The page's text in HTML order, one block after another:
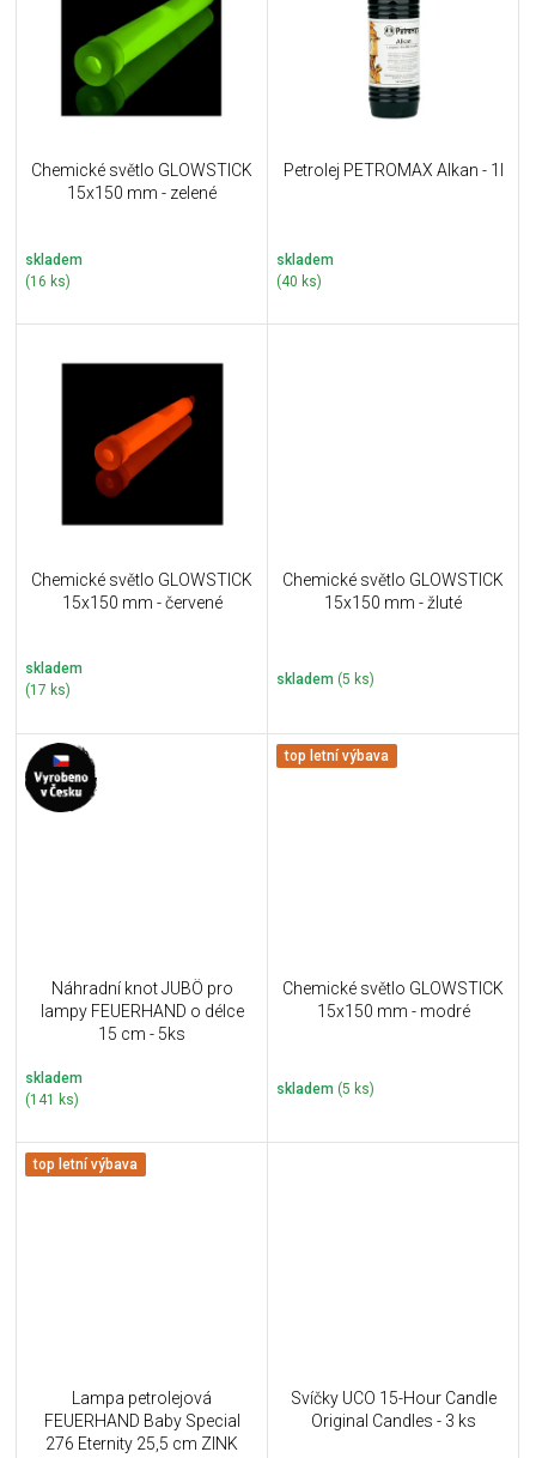
Chemické světlo GLOWSTICK
15x150 mm - zelené
skladem
(16 ks)
Petrolej PETROMAX Alkan - 1l
skladem
(40 ks)
Chemické světlo GLOWSTICK
15x150 mm - červené
skladem
(17 ks)
Chemické světlo GLOWSTICK
15x150 mm - žluté
skladem (5 ks)
Náhradní knot JUBÖ pro
lampy FEUERHAND o délce
15 cm - 5ks
skladem
(141 ks)
top letní výbava
Chemické světlo GLOWSTICK
15x150 mm - modré
skladem (5 ks)
top letní výbava
Lampa petrolejová
FEUERHAND Baby Special
276 Eternity 25,5 cm ZINK
Svíčky UCO 15-Hour Candle
Original Candles - 3 ks